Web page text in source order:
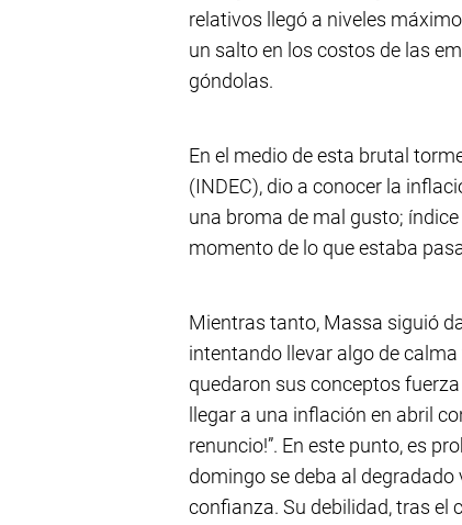
relativos llegó a niveles
un salto en los costos de las
góndolas.
En el medio de esta brutal
(INDEC), dio a conocer la
una broma de mal gusto;
momento de lo que estaba
Mientras tanto, Massa siguió
intentando llevar algo de
quedaron sus conceptos
llegar a una inflación en abril
renuncio!”. En este punto, es
domingo se deba al
confianza. Su debilidad, tras el